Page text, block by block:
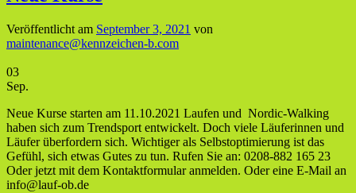
Veröffentlicht am September 3, 2021 von
maintenance@kennzeichen-b.com
03
Sep.
Neue Kurse starten am 11.10.2021 Laufen und Nordic-Walking
haben sich zum Trendsport entwickelt. Doch viele Läuferinnen und
Läufer überfordern sich. Wichtiger als Selbstoptimierung ist das
Gefühl, sich etwas Gutes zu tun. Rufen Sie an: 0208-882 165 23
Oder jetzt mit dem Kontaktformular anmelden. Oder eine E-Mail an
info@lauf-ob.de